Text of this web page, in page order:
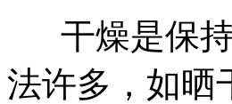
干燥是保持
法许多，如晒